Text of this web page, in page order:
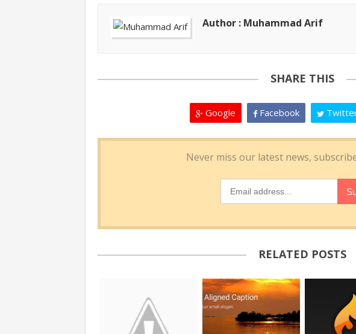
Author : Muhammad Arif
SHARE THIS
Google Facebook
RELATED POSTS